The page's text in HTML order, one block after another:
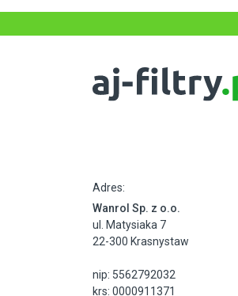
Adres:
Wanrol Sp. z o.o.
ul. Matysiaka 7
22-300 Krasnystaw
nip: 5562792032
krs: 0000911371